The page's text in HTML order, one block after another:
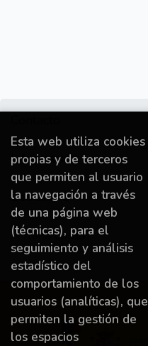
Información
Destacado
A miña conta
Esta web utiliza cookies
propias y de terceros
que permiten al usuario
la navegación a través
de una página web
(técnicas), para el
seguimiento y análisis
estadístico del
comportamiento de los
usuarios (analíticas), que
permiten la gestión de
los espacios